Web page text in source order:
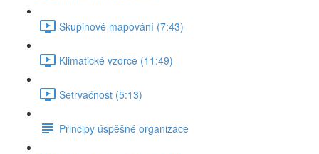
Skupinové mapování (7:43)
Klimatické vzorce (11:49)
Setrvačnost (5:13)
Principy úspěšné organizace